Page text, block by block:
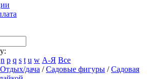
n p q s t u w А-Я Все
Отдых/дача /Садовые фигуры /Садовая